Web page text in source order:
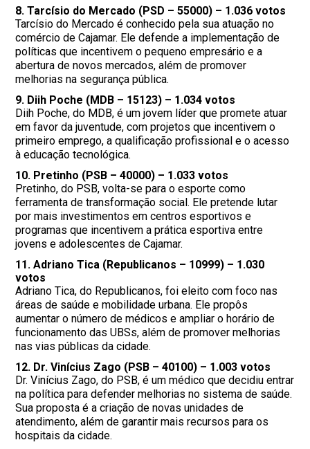
8.Tarcísio do Mercado (PSD – 55000) – 1.036 votos
Tarcísio do Mercado é conhecido pela sua atuação no
comércio de Cajamar. Ele defende a implementação de
políticas que incentivem o pequeno empresário e a
abertura de novos mercados, além de promover
melhorias na segurança pública.
9. Diih Poche (MDB – 15123) – 1.034 votos
Diih Poche, do MDB, é um jovem líder que promete atuar
em favor da juventude, com projetos que incentivem o
primeiro emprego, a qualificação profissional e o acesso
à educação tecnológica.
10. Pretinho (PSB – 40000) – 1.033 votos
Pretinho, do PSB, volta-se para o esporte como
ferramenta de transformação social. Ele pretende lutar
por mais investimentos em centros esportivos e
programas que incentivem a prática esportiva entre
jovens e adolescentes de Cajamar.
11.Adriano Tica (Republicanos – 10999) – 1.030
votos
Adriano Tica, do Republicanos, foi eleito com foco nas
áreas de saúde e mobilidade urbana. Ele propôs
aumentar o número de médicos e ampliar o horário de
funcionamento das UBSs, além de promover melhorias
nas vias públicas da cidade.
12. Dr. Vinícius Zago (PSB – 40100) – 1.003 votos
Dr. Vinícius Zago, do PSB, é um médico que decidiu entrar
na política para defender melhorias no sistema de saúde.
Sua proposta é a criação de novas unidades de
atendimento, além de garantir mais recursos para os
hospitais da cidade.